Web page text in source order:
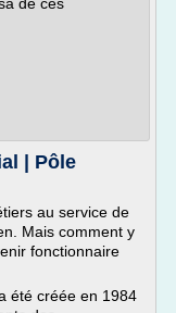
| Pôle
au service de
Mais comment y
fonctionnaire
été créée en 1984